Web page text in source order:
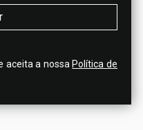
aceita a nossa Política de